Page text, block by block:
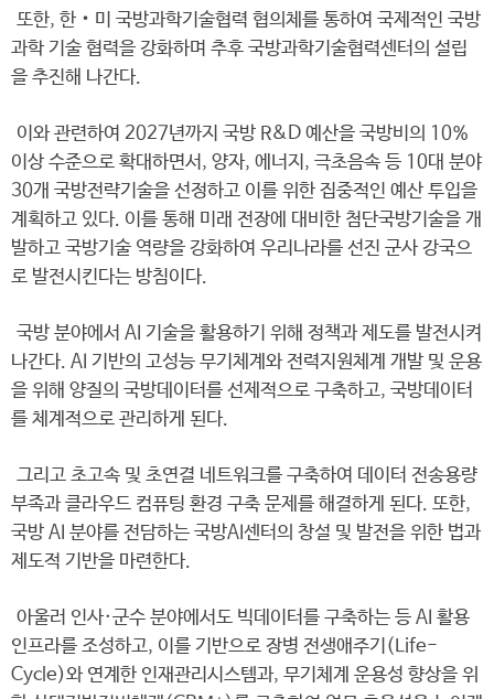
또한, 한‧미 국방과학기술협력 협의체를 통하여 국제적인 국방
과학 기술 협력을 강화하며 추후 국방과학기술협력센터의 설립
을 추진해 나간다.
이와 관련하여 2027년까지 국방 R&D 예산을 국방비의 10%
이상 수준으로 확대하면서, 양자, 에너지, 극초음속 등 10대 분야
30개 국방전략기술을 선정하고 이를 위한 집중적인 예산 투입을
계획하고 있다. 이를 통해 미래 전장에 대비한 첨단국방기술을 개
발하고 국방기술 역량을 강화하여 우리나라를 선진 군사 강국으
로 발전시킨다는 방침이다.
국방 분야에서 AI 기술을 활용하기 위해 정책과 제도를 발전시켜
나간다. AI 기반의 고성능 무기체계와 전력지원체계 개발 및 운용
을 위해 양질의 국방데이터를 선제적으로 구축하고, 국방데이터
를 체계적으로 관리하게 된다.
그리고 초고속 및 초연결 네트워크를 구축하여 데이터 전송용량
부족과 클라우드 컴퓨팅 환경 구축 문제를 해결하게 된다. 또한,
국방 AI 분야를 전담하는 국방AI센터의 창설 및 발전을 위한 법과
제도적 기반을 마련한다.
아울러 인사·군수 분야에서도 빅데이터를 구축하는 등 AI 활용
인프라를 조성하고, 이를 기반으로 장병 전생애주기(Life-
Cycle)와 연계한 인재관리시스템과, 무기체계 운용성 향상을 위